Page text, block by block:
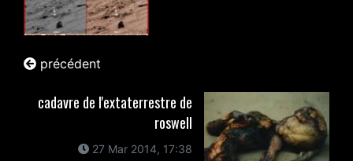
précédent
cadavre de l'extaterrestre de
roswell
27 Mar 2014, 17:38